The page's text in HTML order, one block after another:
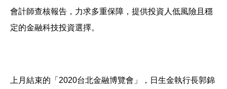
會計師查核報告，力求多重保障，提供投資人低風險且穩
定的金融科技投資選擇。
上月結束的「2020台北金融博覽會」，日生金執行長郭錦